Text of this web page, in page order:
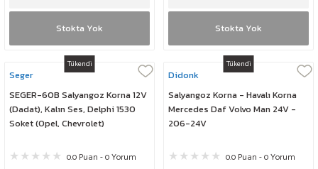
Stokta Yok Stokta Yok
Tükendi
Seger
SEGER-60B Salyangoz Korna 12V
(Dadat), Kalın Ses, Delphi 1530
Soket (Opel, Chevrolet)
0.0 Puan - 0 Yorum
Tükendi
Didonk
Salyangoz Korna - Havalı Korna
Mercedes Daf Volvo Man 24V -
206-24V
0.0 Puan - 0 Yorum